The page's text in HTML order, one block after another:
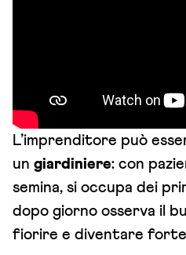
L’imprenditore può
un giardiniere: con
semina, si occupa dei
dopo giorno osserva il
fiorire e diventare